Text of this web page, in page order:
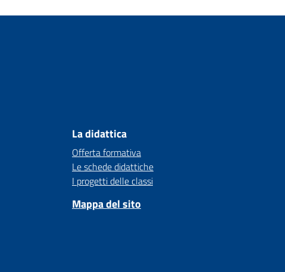
La didattica
Offerta formativa
Le schede didattiche
I progetti delle classi
Mappa del sito